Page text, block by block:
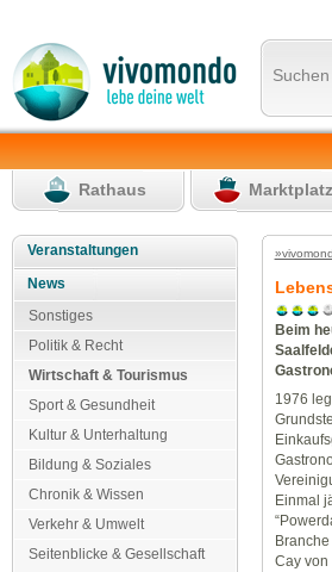
Suchen
Rathaus Marktplatz
Veranstaltungen
News
Sonstiges
Politik & Recht
Wirtschaft & Tourismus
Sport & Gesundheit
Kultur & Unterhaltung
Bildung & Soziales
Chronik & Wissen
Verkehr & Umwelt
Seitenblicke & Gesellschaft
Beim
1976
Einmal
Cay von